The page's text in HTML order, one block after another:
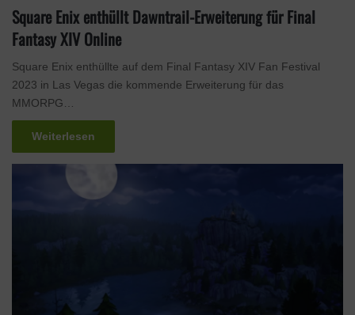
Square Enix enthüllt Dawntrail-Erweiterung für Final
Fantasy XIV Online
Square Enix enthüllte auf dem Final Fantasy XIV Fan Festival
2023 in Las Vegas die kommende Erweiterung für das
MMORPG…
Weiterlesen